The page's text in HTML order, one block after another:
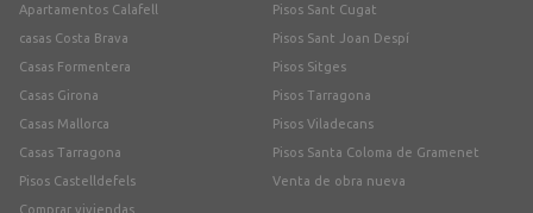
Apartamentos Calafell
casas Costa Brava
Casas Formentera
Casas Girona
Casas Mallorca
Casas Tarragona
Pisos Castelldefels
Comprar viviendas
Pisos Sant Cugat
Pisos Sant Joan Despí
Pisos Sitges
Pisos Tarragona
Pisos Viladecans
Pisos Santa Coloma de Gramenet
Venta de obra nueva